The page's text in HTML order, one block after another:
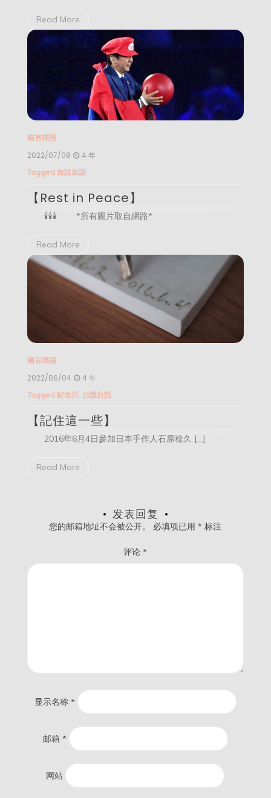
Read More
喵言喵語
2022/07/08 4 年
Tagged 自說自話
【Rest in Peace】
🕯️🕯️🕯️ *所有圖片取自網路*
Read More
喵言喵語
2022/06/04 4 年
Tagged 紀念日 , 自說自話
【記住這一些】
2016年6月4日參加日本手作人石原稔久 […]
Read More
发表回复
您的邮箱地址不会被公开。 必填项已用* 标注
评论*
显示名称 *
邮箱 *
网站